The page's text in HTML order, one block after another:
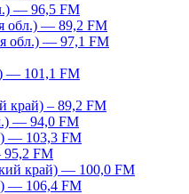
— 96,5 FM
обл.) — 89,2 FM
обл.) — 97,1 FM
— 101,1 FM
край) – 89,2 FM
— 94,0 FM
— 103,3 FM
95,2 FM
край) — 100,0 FM
— 106,4 FM